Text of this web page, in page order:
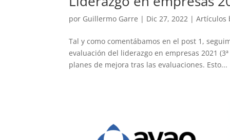
por Guillermo Garre | Dic 27, 2022 |Artículos
Tal y como comentábamos en el post 1,
evaluación del liderazgo en empresas 2021
planes de mejora tras las evaluaciones. Esto...